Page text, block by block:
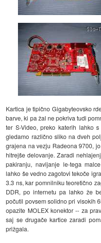
Kartica je tipično Gigabyteovsko
barve, ki pa žal ne pokriva tudi
ter S-Video, preko katerih lahko
gledamo različno sliko na dveh
grajena na vezju Radeona 9700,
hitrejše delovanje. Zaradi
pakiranju, navijanje le-tega
lahko še vedno zagotovi tekoče
3.3 ns, kar pomnilniku teoretično
DDR, po internetu pa lahko že
počutil povsem solidno pri visokih
opazite MOLEX konektor -- za
saj se drugače kartice zaradi
prižgala.